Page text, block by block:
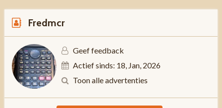
Fredmcr
Geef feedback
Actief sinds: 18, Jan, 2026
Toon alle advertenties